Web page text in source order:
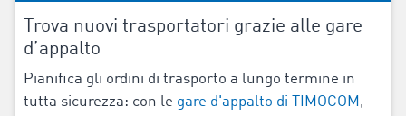
Trova nuovi trasportatori grazie alle gare
d’appalto
Pianifica gli ordini di trasporto a lungo termine in
tutta sicurezza: con le gare d'appalto di TIMOCOM,